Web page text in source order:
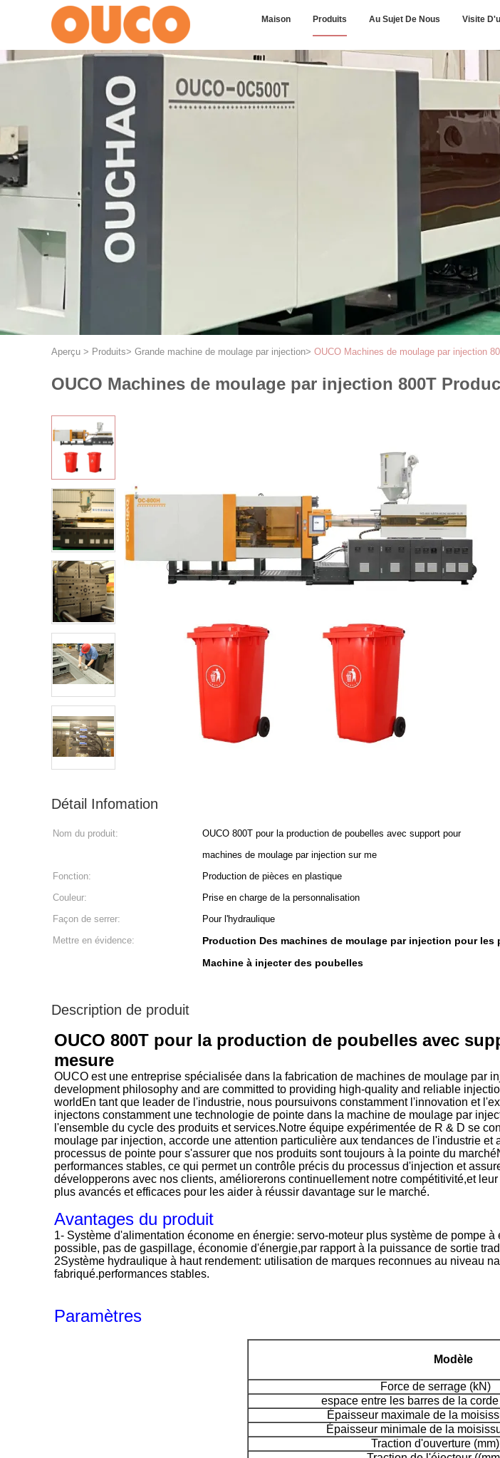
Maison Produits Au Sujet De Nous Visite
Aperçu > Produits> Grande machine de moulage par injection> OUCO Machines de moulage par injection
OUCO Machines de moulage par injection 800T
Détail Infomation
Nom du produit:
OUCO 800T pour la production de poubelles avec support pour
machines de moulage par injection sur me
Fonction: Production de pièces en plastique
Couleur:
Prise en charge de la personnalisation
Façon de serrer:
Pour l'hydraulique
Mettre en évidence:
Production Des machines de moulage par injection pour les
Machine à injecter des poubelles
Description de produit
OUCO 800T pour la production de poubelles avec
mesure
OUCO est une entreprise spécialisée dans la fabrication de machines de moulage par
development philosophy and are committed to providing high-quality and reliable
worldEn tant que leader de l'industrie, nous poursuivons constamment l'innovation et
injectons constamment une technologie de pointe dans la machine de moulage par
l'ensemble du cycle des produits et services.Notre équipe expérimentée de R & D se
moulage par injection, accorde une attention particulière aux tendances de l'industrie
processus de pointe pour s'assurer que nos produits sont toujours à la pointe du
performances stables, ce qui permet un contrôle précis du processus d'injection et
développerons avec nos clients, améliorerons continuellement notre compétitivité,et
plus avancés et efficaces pour les aider à réussir davantage sur le marché.
Avantages du produit
1- Système d'alimentation économe en énergie: servo-moteur plus système de pompe
possible, pas de gaspillage, économie d'énergie,par rapport à la puissance de sortie
2Système hydraulique à haut rendement: utilisation de marques reconnues au niveau
fabriqué.performances stables.
Paramètres
Modèle
Force de serrage (kN)
espace entre les barres de la
Épaisseur maximale de la
Épaisseur minimale de la
Traction d'ouverture (mm)